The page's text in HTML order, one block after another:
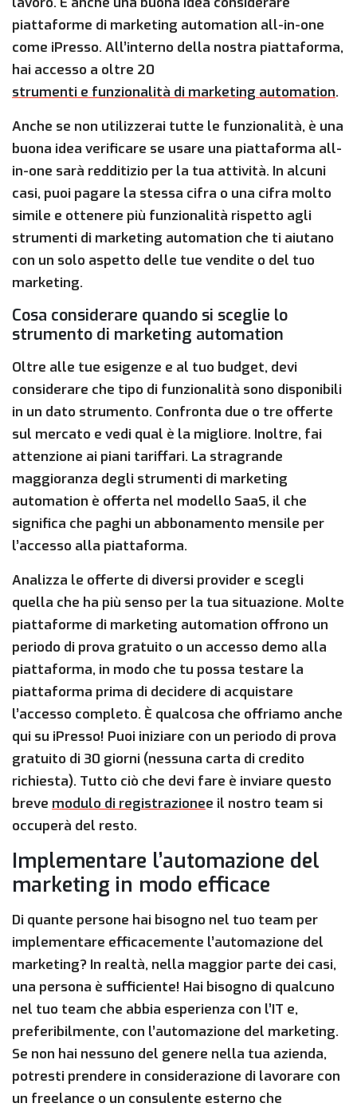
piattaforme di marketing automation all-in-one
come iPresso. All’interno della nostra piattaforma,
hai accesso a oltre 20
strumenti e funzionalità di marketing automation.
Anche se non utilizzerai tutte le funzionalità, è una
buona idea verificare se usare una piattaforma all-
in-one sarà redditizio per la tua attività. In alcuni
casi, puoi pagare la stessa cifra o una cifra molto
simile e ottenere più funzionalità rispetto agli
strumenti di marketing automation che ti aiutano
con un solo aspetto delle tue vendite o del tuo
marketing.
Cosa considerare quando si sceglie lo
strumento di marketing automation
Oltre alle tue esigenze e al tuo budget, devi
considerare che tipo di funzionalità sono disponibili
in un dato strumento. Confronta due o tre offerte
sul mercato e vedi qual è la migliore. Inoltre, fai
attenzione ai piani tariffari. La stragrande
maggioranza degli strumenti di marketing
automation è offerta nel modello SaaS, il che
significa che paghi un abbonamento mensile per
l’accesso alla piattaforma.
Analizza le offerte di diversi provider e scegli
quella che ha più senso per la tua situazione. Molte
piattaforme di marketing automation offrono un
periodo di prova gratuito o un accesso demo alla
piattaforma, in modo che tu possa testare la
piattaforma prima di decidere di acquistare
l’accesso completo. È qualcosa che offriamo anche
qui su iPresso! Puoi iniziare con un periodo di prova
gratuito di 30 giorni (nessuna carta di credito
richiesta). Tutto ciò che devi fare è inviare questo
breve modulo di registrazionee il nostro team si
occuperà del resto.
Implementare l’automazione del
marketing in modo efficace
Di quante persone hai bisogno nel tuo team per
implementare efficacemente l’automazione del
marketing? In realtà, nella maggior parte dei casi,
una persona è sufficiente! Hai bisogno di qualcuno
nel tuo team che abbia esperienza con l’IT e,
preferibilmente, con l’automazione del marketing.
Se non hai nessuno del genere nella tua azienda,
potresti prendere in considerazione di lavorare con
un freelance o un consulente esterno che